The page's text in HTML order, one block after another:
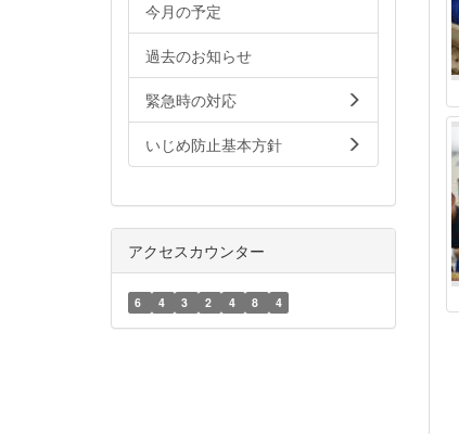
今月の予定
過去のお知らせ
緊急時の対応
いじめ防止基本方針
アクセスカウンター
6 4 3 2 4 8 4